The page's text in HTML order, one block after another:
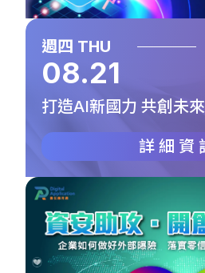
週四 THU
08.21
打造AI新國力 共創未
詳細資